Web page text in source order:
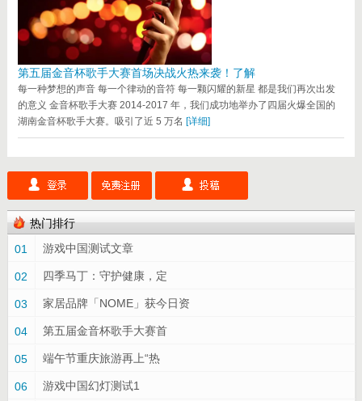
第五届金音杯歌手大赛首场决战火热来袭！了解
每一种梦想的声音 每一个律动的音符 每一颗闪耀的新星 都是我们再次出发
的意义 金音杯歌手大赛 2014-2017 年，我们成功地举办了四届火爆全国的
湖南金音杯歌手大赛。吸引了近 5 万名 [详细]
热门排行
01
游戏中国测试文章
02 四季马丁：守护健康，定
03 家居品牌「NOME」获今日资
04 第五届金音杯歌手大赛首
05 端午节重庆旅游再上“热
06 游戏中国幻灯测试1